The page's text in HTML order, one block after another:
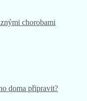
chorobami
doma připravit?